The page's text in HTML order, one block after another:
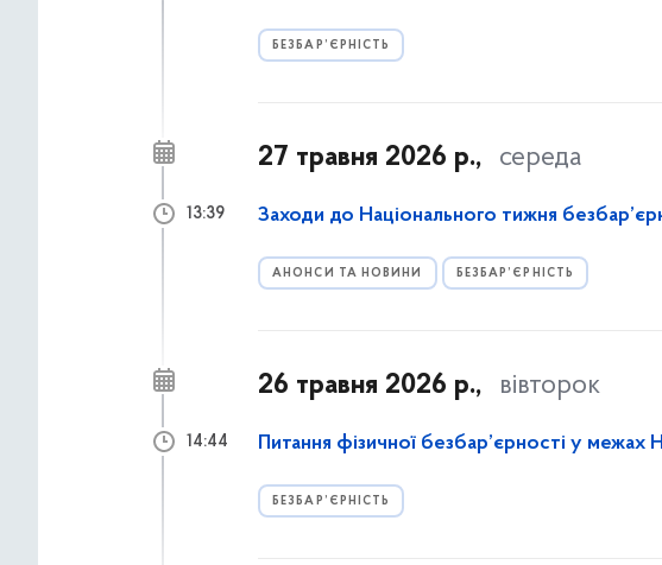
БЕЗБАР’ЄРНІСТЬ
27 травня 2026 р., середа
Заходи до Національного тижня
АНОНСИ ТА НОВИНИ БЕЗБАР’ЄРНІСТЬ
13:39
26 травня 2026 р., вівторок
Питання фізичної безбар’єрності у межах
БЕЗБАР’ЄРНІСТЬ
14:44